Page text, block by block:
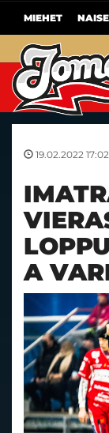
MIEHET
19.02.2022 17:02
A